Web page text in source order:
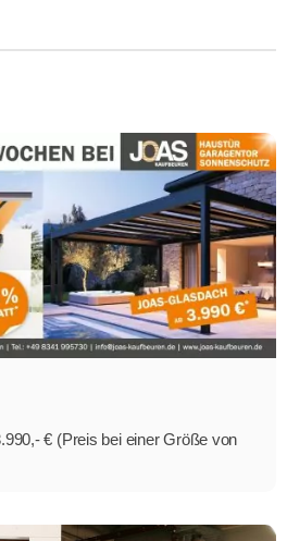
€ (Preis bei einer Größe von